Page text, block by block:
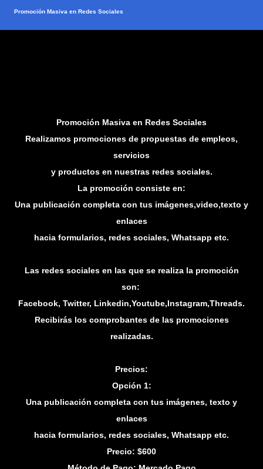
Promoción Masiva en Redes Sociales
Promoción Masiva en Redes Sociales
Realizamos promociones de propuestas de empleos,
servicios
y productos en nuestras redes sociales.
La promoción consiste en:
Una publicación completa con tus imágenes,video,texto y
enlaces
hacia formularios, redes sociales, Whatsapp etc.
Las redes sociales en las que se realiza la promoción
son:
Facebook, Twitter, Linkedin,Youtube,Instagram,Threads.
Recibirás los comprobantes de las promociones
realizadas.
Precios:
Opción 1:
Una publicación completa con tus imágenes, texto y
enlaces
hacia formularios, redes sociales, Whatsapp etc.
Precio: $600